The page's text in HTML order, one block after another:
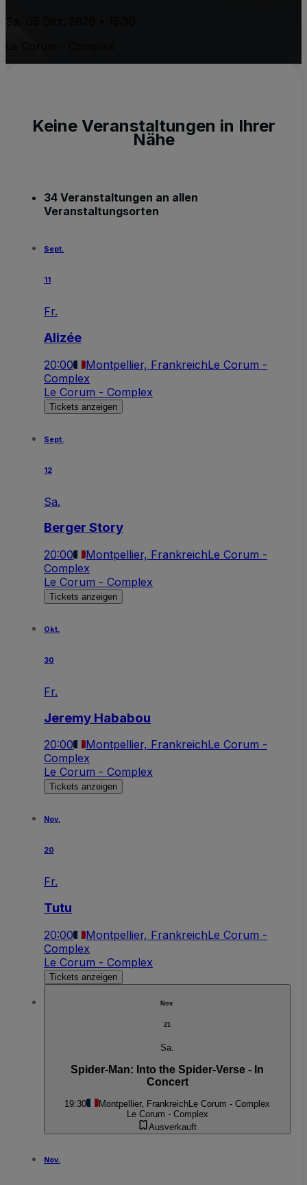
Sa, 05 Dez. 2026 • 15:30
Keine Veranstaltungen in Ihrer
Nähe
34 Veranstaltungen an allen
Veranstaltungsorten
Sept.
11
Fr.
Alizée
20:00 Montpellier, FrankreichLe Corum -
Complex
Le Corum - Complex
Tickets anzeigen
Sept.
12
Sa.
Berger Story
20:00 Montpellier, FrankreichLe Corum -
Complex
Le Corum - Complex
Tickets anzeigen
Okt.
30
Fr.
Jeremy Hababou
20:00 Montpellier, FrankreichLe Corum -
Complex
Le Corum - Complex
Tickets anzeigen
Nov.
20
Fr.
Tutu
20:00 Montpellier, FrankreichLe Corum -
Complex
Le Corum - Complex
Tickets anzeigen
Nov.
21
Sa.
Spider-Man: Into the Spider-Verse - In
Concert
19:30 Montpellier, FrankreichLe Corum - Complex
Le Corum - Complex
Ausverkauft
Nov.